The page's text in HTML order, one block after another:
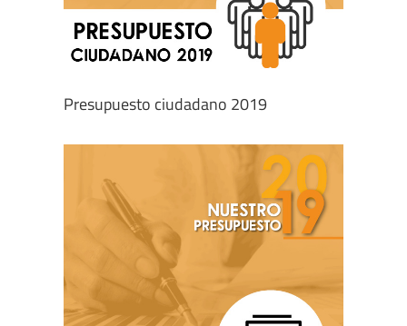
Presupuesto ciudadano 2019